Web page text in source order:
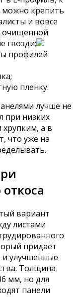
крепить
и вовсе
очищенной
гвозди;
профилей
пленку.
лучше не
при низких
хрупким, а в
что уже на
вариант
листами
придает
улучшенные
Толщина
мм, но для
панели